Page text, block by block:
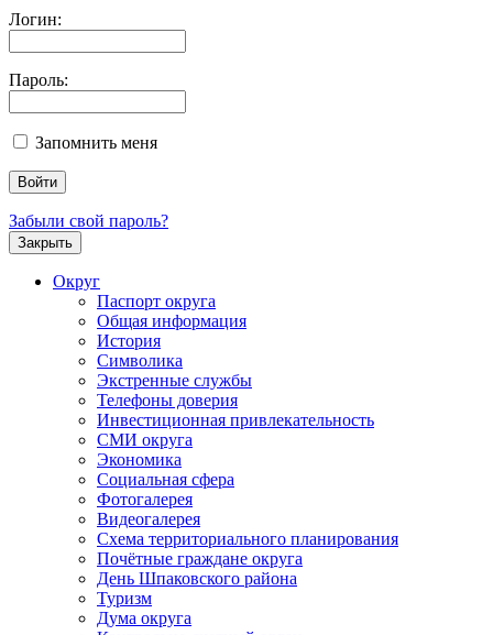
Логин:
Пароль:
Запомнить меня
Забыли свой пароль?
Закрыть
Округ
Паспорт округа
Общая информация
История
Символика
Экстренные службы
Телефоны доверия
Инвестиционная привлекательность
СМИ округа
Экономика
Социальная сфера
Фотогалерея
Видеогалерея
Схема территориального планирования
Почётные граждане округа
День Шпаковского района
Туризм
Дума округа